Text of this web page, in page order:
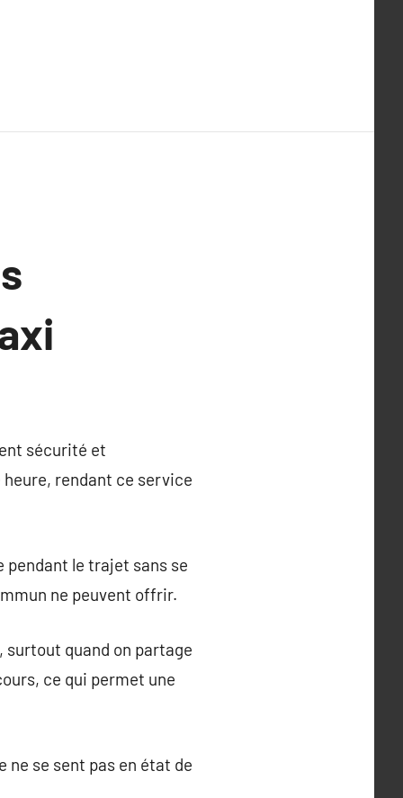
sécurité et
rendant ce service
pendant le trajet sans se
ne peuvent offrir.
quand on partage
ce qui permet une
ne se sent pas en état de